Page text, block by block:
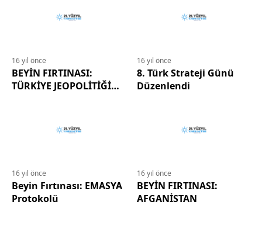
16 yıl önce
BEYİN FIRTINASI:
TÜRKİYE JEOPOLİTİĞİ
16 yıl önce
8. Türk Strateji Günü
Düzenlendi
16 yıl önce
Beyin Fırtınası: EMASYA
Protokolü
16 yıl önce
BEYİN FIRTINASI:
AFGANİSTAN